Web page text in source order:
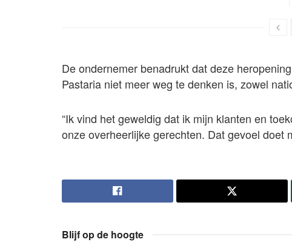
De ondernemer benadrukt dat deze
Pastaria niet meer weg te denken is, zowel
“Ik vind het geweldig dat ik mijn klanten en
onze overheerlijke gerechten. Dat gevoel doet
Blijf op de hoogte